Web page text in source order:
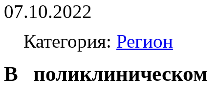
07.10.2022
Категория: Регион
В